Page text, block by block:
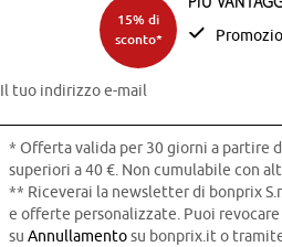
15% di
sconto*
Il tuo indirizzo e-mail
* Offerta valida per 30 giorni a partire
superiori a 40 €. Non cumulabile con
** Riceverai la newsletter di bonprix
e offerte personalizzate. Puoi
su Annullamentosu bonprix.it o